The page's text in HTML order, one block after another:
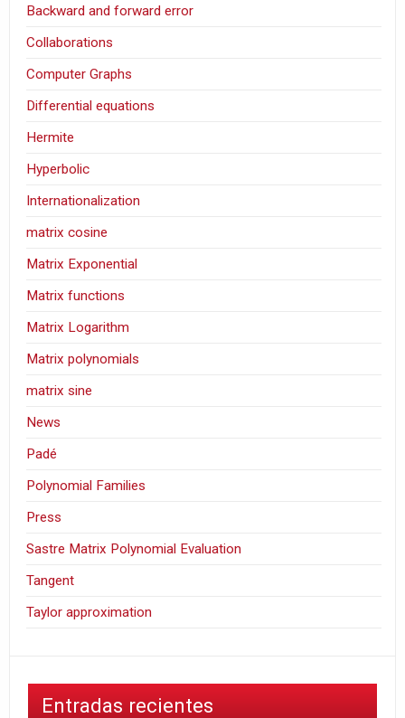
Backward and forward error
Collaborations
Computer Graphs
Differential equations
Hermite
Hyperbolic
Internationalization
matrix cosine
Matrix Exponential
Matrix functions
Matrix Logarithm
Matrix polynomials
matrix sine
News
Padé
Polynomial Families
Press
Sastre Matrix Polynomial Evaluation
Tangent
Taylor approximation
Entradas recientes